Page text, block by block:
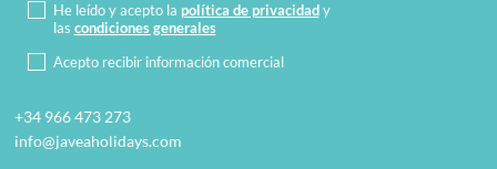
He leído y acepto la política de privacidady
las condiciones generales
Acepto recibir información comercial
+34 966 473 273
info@javeaholidays.com